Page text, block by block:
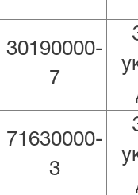
30190000-
7
71630000-
3